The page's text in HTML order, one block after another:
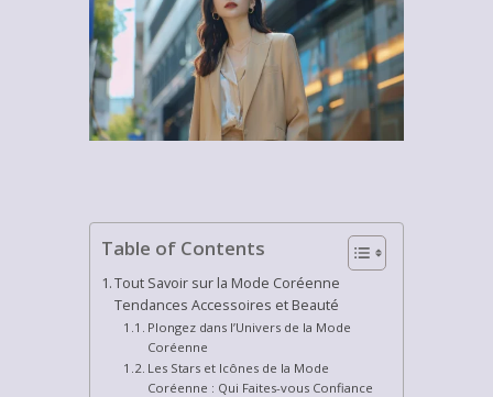
Table of Contents
Tout Savoir sur la Mode Coréenne
Tendances Accessoires et Beauté
Plongez dans l’Univers de la Mode
Coréenne
Les Stars et Icônes de la Mode
Coréenne : Qui Faites-vous Confiance